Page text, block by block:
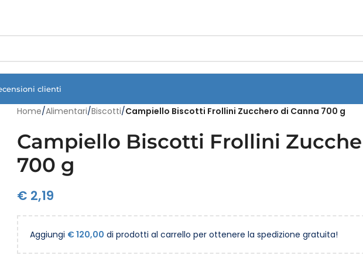
clienti
Home/Alimentari/Biscotti/Campiello Biscotti Frollini Zucchero di Canna 700 g
Campiello Biscotti Frollini
700 g
€ 2,19
Aggiungi €120,00 di prodotti al carrello per ottenere la spedizione gratuita!